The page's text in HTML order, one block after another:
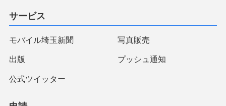
サービス
モバイル埼玉新聞 写真販売
出版 プッシュ通知
公式ツイッター